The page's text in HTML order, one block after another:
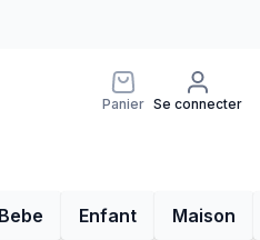
Panier Se connecter
Bebe Enfant Maison